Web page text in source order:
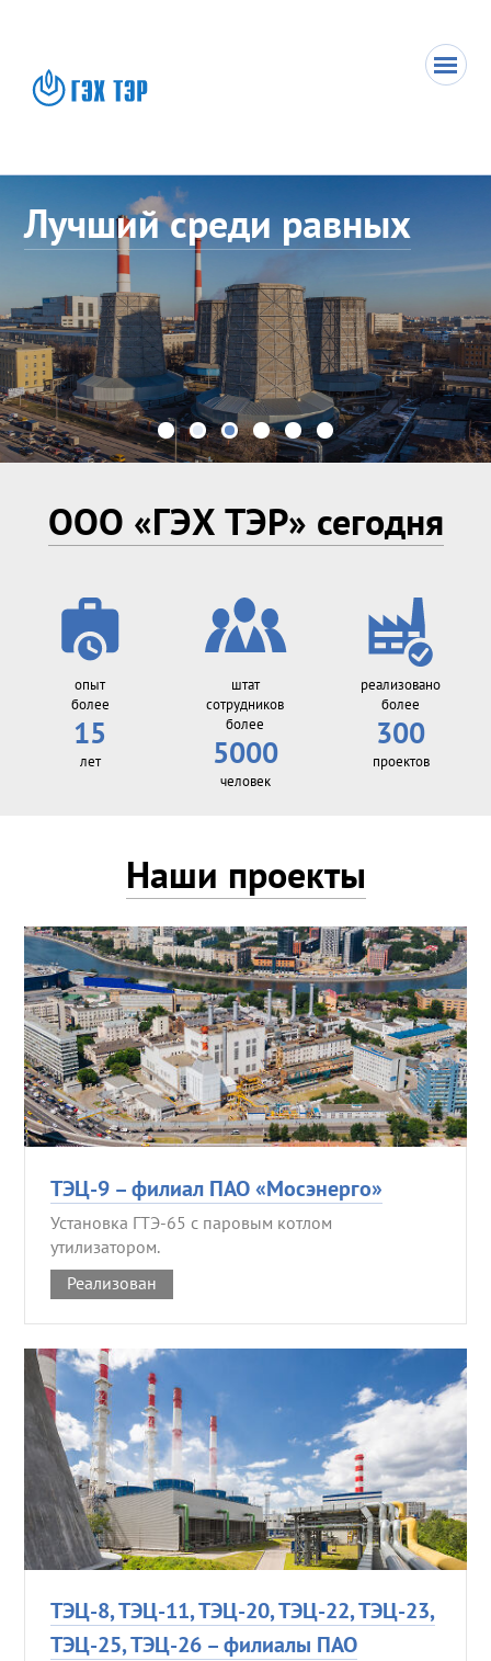
Лучший среди равных
ООО «ГЭХ ТЭР» сегодня
опыт
более
15
лет
штат
сотрудников
более
5000
человек
реализовано
более
300
проектов
Наши проекты
ТЭЦ-9 – филиал ПАО «Мосэнерго»
Установка ГТЭ-65 с паровым котлом
утилизатором.
Реализован
ТЭЦ-8, ТЭЦ-11, ТЭЦ-20, ТЭЦ-22, ТЭЦ-23,
ТЭЦ-25, ТЭЦ-26 – филиалы ПАО